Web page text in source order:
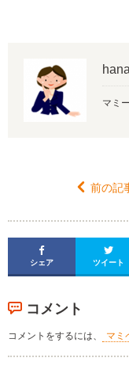
hana
マミ
 前の記

シェア

ツイート
コメント
コメントをするには、 マミ